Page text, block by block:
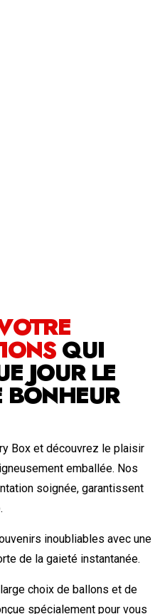
QUI
JOUR LE
BONHEUR
Box et découvrez le plaisir
emballée. Nos
soignée, garantissent
inoubliables avec une
de la gaieté instantanée.
choix de ballons et de
spécialement pour vous